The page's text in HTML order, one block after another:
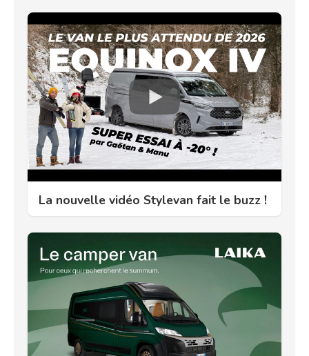
La nouvelle vidéo Stylevan fait le buzz !